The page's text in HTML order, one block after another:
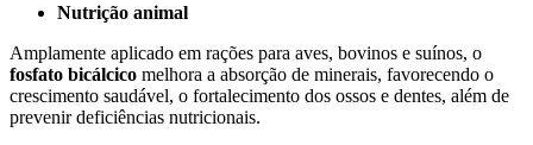
Nutrição animal
Amplamente aplicado em rações para aves, bovinos e suínos, o
fosfato bicálcico melhora a absorção de minerais, favorecendo o
crescimento saudável, o fortalecimento dos ossos e dentes, além de
prevenir deficiências nutricionais.